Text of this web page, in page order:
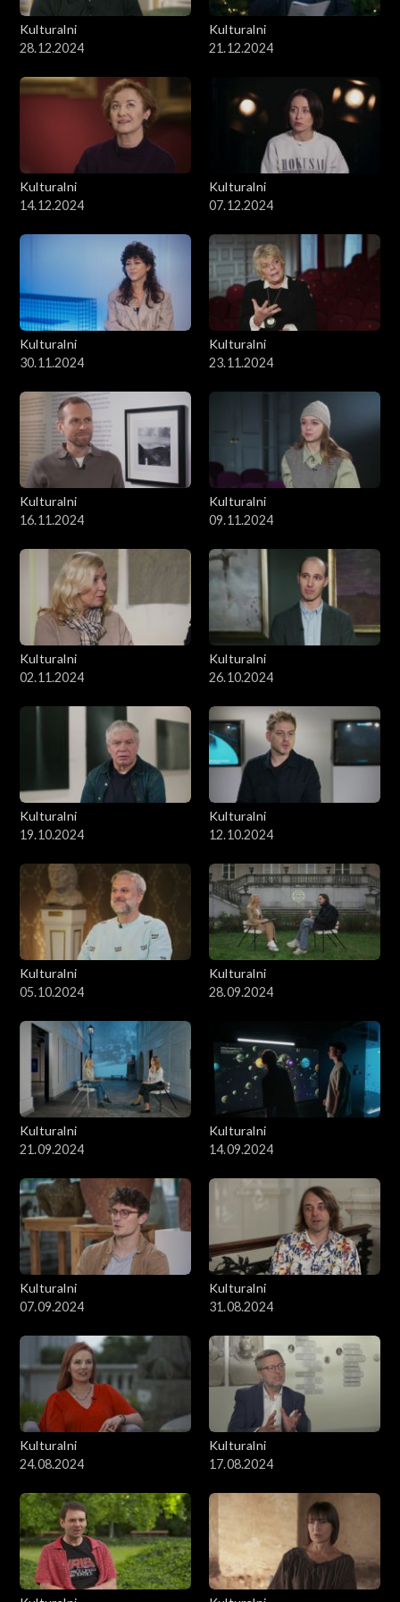
Kulturalni
28.12.2024
Kulturalni
21.12.2024
Kulturalni
14.12.2024
Kulturalni
07.12.2024
Kulturalni
30.11.2024
Kulturalni
23.11.2024
Kulturalni
16.11.2024
Kulturalni
09.11.2024
Kulturalni
02.11.2024
Kulturalni
26.10.2024
Kulturalni
19.10.2024
Kulturalni
12.10.2024
Kulturalni
05.10.2024
Kulturalni
28.09.2024
Kulturalni
21.09.2024
Kulturalni
14.09.2024
Kulturalni
07.09.2024
Kulturalni
31.08.2024
Kulturalni
24.08.2024
Kulturalni
17.08.2024